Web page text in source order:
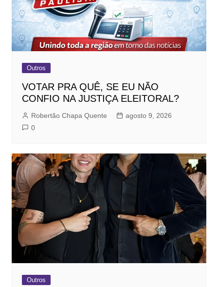
Outros
VOTAR PRA QUÊ, SE EU NÃO
CONFIO NA JUSTIÇA ELEITORAL?
Robertão Chapa Quente
agosto 9, 2026
0
Outros